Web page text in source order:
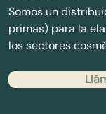
Somos un
primas) para la
los sectores